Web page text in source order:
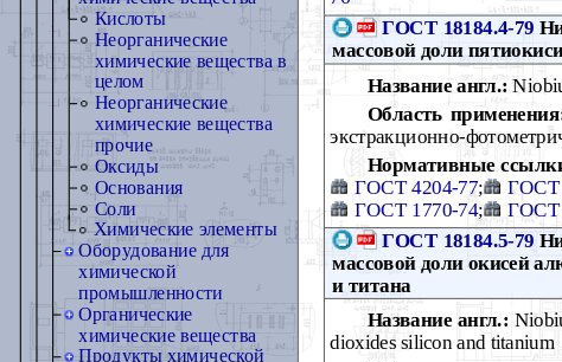
Кислоты
Неорганические
химические вещества в
целом
Неорганические
химические вещества
прочие
Оксиды
Основания
Соли
Химические элементы
Оборудование для
химической
промышленности
Органические
химические вещества
Продукты химической
ГОСТ 18184.4-79
массовой доли
Название англ.:
Область
экстракционно-
Нормативные
ГОСТ 4204-77; ГОСТ
ГОСТ 1770-74; ГОСТ
ГОСТ 18184.5-79
массовой доли окисей
и титана
Название англ.:
dioxides silicon and titanium